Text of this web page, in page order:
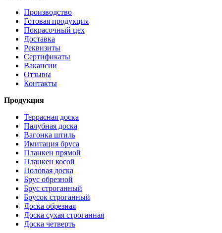
Производство
Готовая продукция
Покрасочный цех
Доставка
Реквизиты
Сертификаты
Вакансии
Отзывы
Контакты
Продукция
Террасная доска
Палубная доска
Вагонка штиль
Имитация бруса
Планкен прямой
Планкен косой
Половая доска
Брус обрезной
Брус строганный
Брусок строганный
Доска обрезная
Доска сухая строганная
Доска четверть